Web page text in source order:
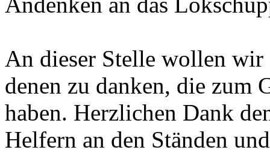
An dieser Stelle wollen wir
denen zu danken, die zum
haben. Herzlichen Dank
Helfern an den Ständen